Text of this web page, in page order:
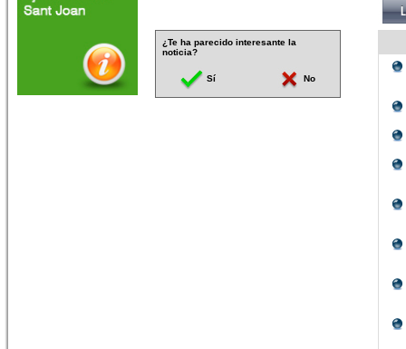
¿Te ha parecido interesante la
noticia?
Sí No